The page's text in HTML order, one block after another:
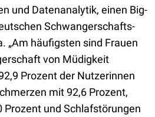
und Datenanalytik, einen Big-
Schwangerschafts-
„Am häufigsten sind Frauen
von Müdigkeit
Prozent der Nutzerinnen
mit 92,6 Prozent,
und Schlafstörungen